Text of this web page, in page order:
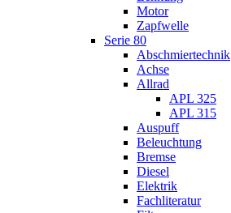
Motor
Zapfwelle
Serie 80
Abschmiertechnik
Achse
Allrad
APL 325
APL 315
Auspuff
Beleuchtung
Bremse
Diesel
Elektrik
Fachliteratur